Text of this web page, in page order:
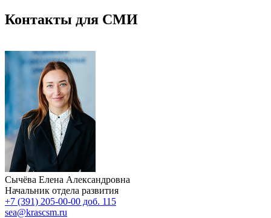
Контакты для СМИ
Сычёва Елена Александровна
Начальник отдела развития
+7 (391) 205-00-00 доб. 115
sea@krascsm.ru